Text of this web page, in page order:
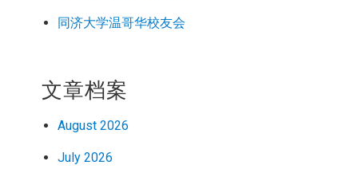
同济大学温哥华校友会
文章档案
August 2026
July 2026